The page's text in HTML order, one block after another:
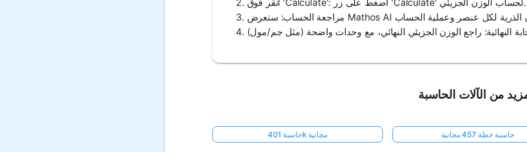
2. انقر فوق 'Calculate': اضغط على زر 'Calculate' لحساب الوزن الجزيئي.
من الآلات الحاسبة
حاسبة 401k مجانية حاسبة خطة 457 مجانية